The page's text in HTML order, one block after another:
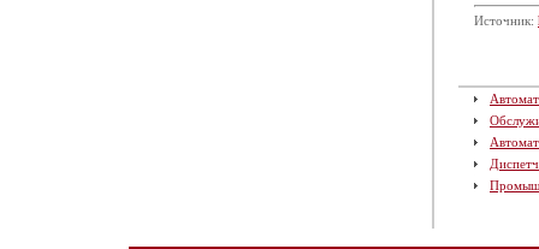
Источник: